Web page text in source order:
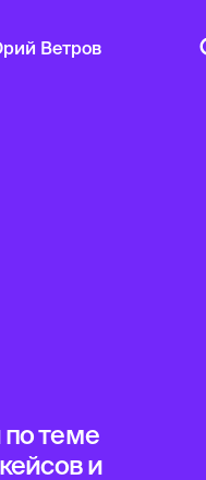
Ветров
теме
и